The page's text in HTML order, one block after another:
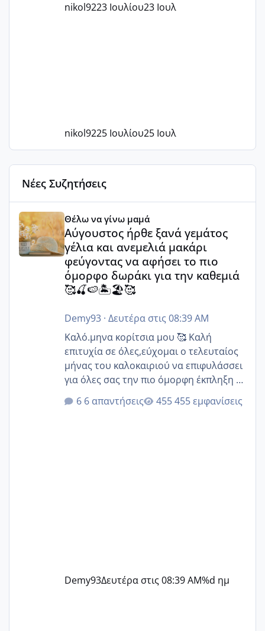
nikol9223 Ιουλίου23 Ιουλ
nikol9225 Ιουλίου25 Ιουλ
Νέες Συζητήσεις
Αύγουστος ήρθε ξανά γεμάτος γέλια και ανεμελιά
Θέλω να γίνω μαμά
Αύγουστος ήρθε ξανά γεμάτος
γέλια και ανεμελιά μακάρι
φεύγοντας να αφήσει το πιο
όμορφο δωράκι για την καθεμιά
🥰🍒🍉🏝️🏖️🥰
Demy93· Δευτέρα στις 08:39 AM
Καλό.μηνα κορίτσια μου 🥰 Καλή
επιτυχία σε όλες,εύχομαι ο τελευταίος
μήνας του καλοκαιριού να επιφυλάσσει
για όλες σας την πιο όμορφη έκπληξη 🧿
@Elk @Melikara86 @Παρασκευαιδου
@Zenia z @melitiniღ @Christi.D.
6 απαντήσεις 455 εμφανίσεις
Demy93Δευτέρα στις 08:39 AM%d ημ